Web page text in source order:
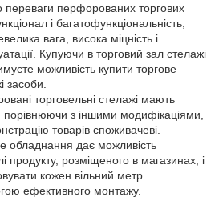
перфорованих торгових
і багатофункціональність,
вага, висока міцність і
Купуючи в торговий зал стелажі
можливість купити торгове
засоби.
торговельні стелажі мають
порівнюючи з іншими модифікаціями,
товарів споживачеві.
обладнання дає можливість
продукту, розміщеного в магазинах, і
кожен вільний метр
ефективного монтажу.